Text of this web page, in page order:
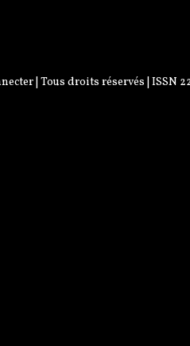
| Tous droits réservés | ISSN